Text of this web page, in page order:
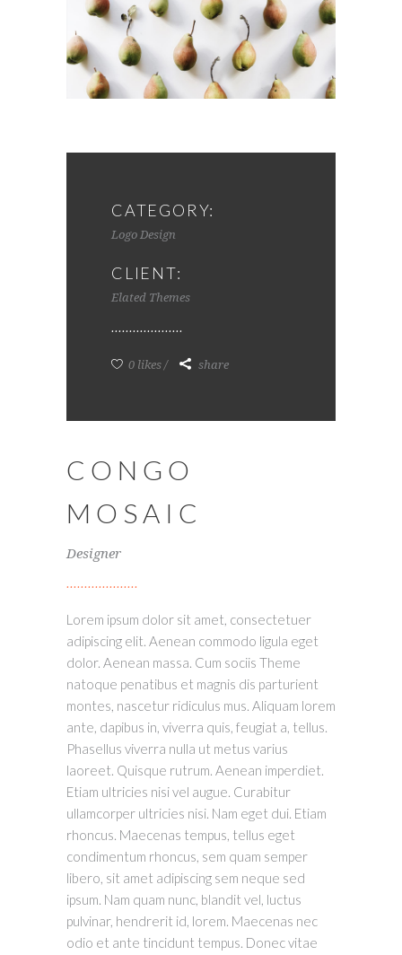
CATEGORY:
Logo Design
CLIENT:
Elated Themes
0 likes share
CONGO
MOSAIC
Designer
Lorem ipsum dolor sit amet, consectetuer
adipiscing elit. Aenean commodo ligula eget
dolor. Aenean massa. Cum sociis Theme
natoque penatibus et magnis dis parturient
montes, nascetur ridiculus mus. Aliquam lorem
ante, dapibus in, viverra quis, feugiat a, tellus.
Phasellus viverra nulla ut metus varius
laoreet. Quisque rutrum. Aenean imperdiet.
Etiam ultricies nisi vel augue. Curabitur
ullamcorper ultricies nisi. Nam eget dui. Etiam
rhoncus. Maecenas tempus, tellus eget
condimentum rhoncus, sem quam semper
libero, sit amet adipiscing sem neque sed
ipsum. Nam quam nunc, blandit vel, luctus
pulvinar, hendrerit id, lorem. Maecenas nec
odio et ante tincidunt tempus. Donec vitae